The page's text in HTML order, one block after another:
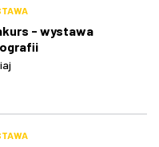
- wystawa